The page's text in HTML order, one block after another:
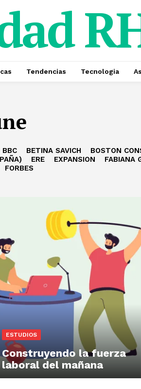
Tendencias Tecnologia
BBC BETINA SAVICH BOSTON
ERE EXPANSION FABIANA
FORBES
ESTUDIOS
Construyendo la fuerza
laboral del mañana